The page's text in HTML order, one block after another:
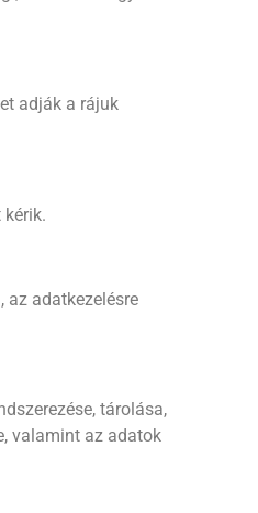
adják a rájuk
az adatkezelésre
tárolása,
valamint az adatok